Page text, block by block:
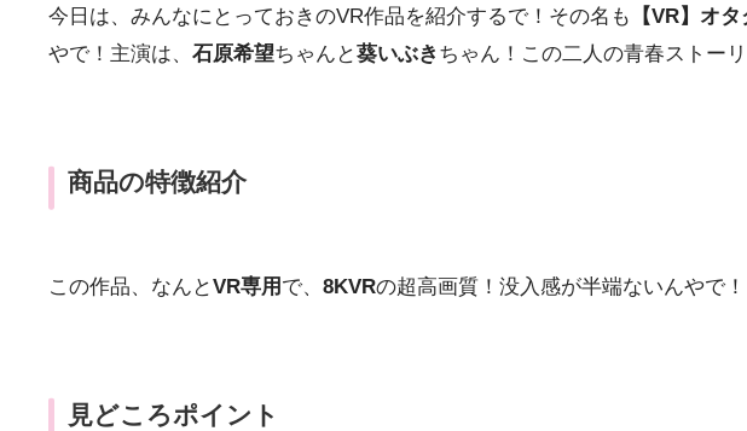
今日は、みんなにとっておきのVR作品を紹介するで！その名も
【VR】オ
やで！主演は、 石原希望ちゃんと葵いぶき ちゃん！この二人の青春ストー
商品の特徴紹介
この作品、なんとVR専用 で、 8KVRの超高画質！没入感が半端ないんやで！
見どころポイント